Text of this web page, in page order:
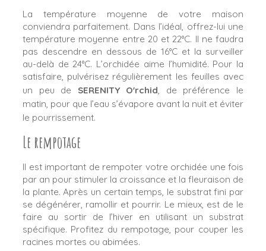
La température moyenne de votre maison
conviendra parfaitement. Dans l’idéal, offrez-lui une
température moyenne entre 20 et 22°C. Il ne faudra
pas descendre en dessous de 16°C et la surveiller
au-delà de 24°C. L’orchidée aime l’humidité. Pour la
satisfaire, pulvérisez régulièrement les feuilles avec
un peu de SERENITY O'rchid, de préférence le
matin, pour que l’eau s’évapore avant la nuit et éviter
le pourrissement.
Le rempotage
Il est important de rempoter votre orchidée une fois
par an pour stimuler la croissance et la fleuraison de
la plante. Après un certain temps, le substrat fini par
se dégénérer, ramollir et pourrir. Le mieux, est de le
faire au sortir de l’hiver en utilisant un substrat
spécifique. Profitez du rempotage, pour couper les
racines mortes ou abimées.